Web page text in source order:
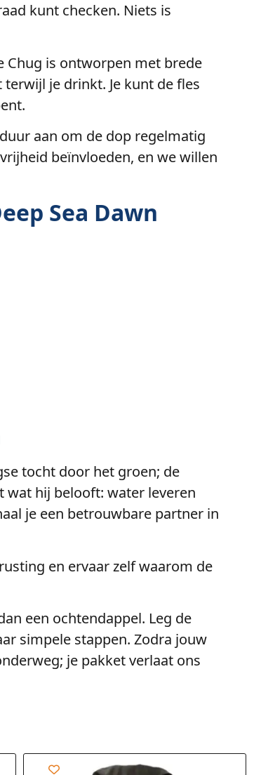
kunt checken. Niets is
Chug is ontworpen met brede
je drinkt. Je kunt de fles
aan om de dop regelmatig
beïnvloeden, en we willen
Sea Dawn
tocht door het groen; de
wat hij belooft: water leveren
je een betrouwbare partner in
en ervaar zelf waarom de
een ochtendappel. Leg de
simpele stappen. Zodra jouw
je pakket verlaat ons